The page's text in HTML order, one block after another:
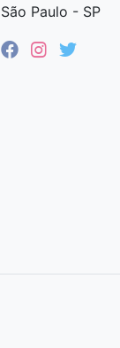
São Paulo - SP